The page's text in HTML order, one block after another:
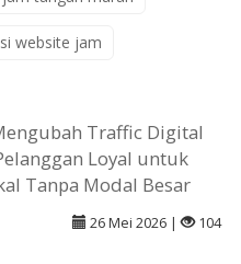
website jam
Traffic Digital
Loyal untuk
Tanpa Modal Besar
26 Mei 2026 | 104